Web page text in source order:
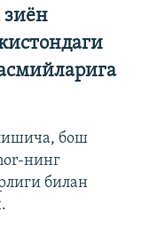
зиён
бош
нинг
билан